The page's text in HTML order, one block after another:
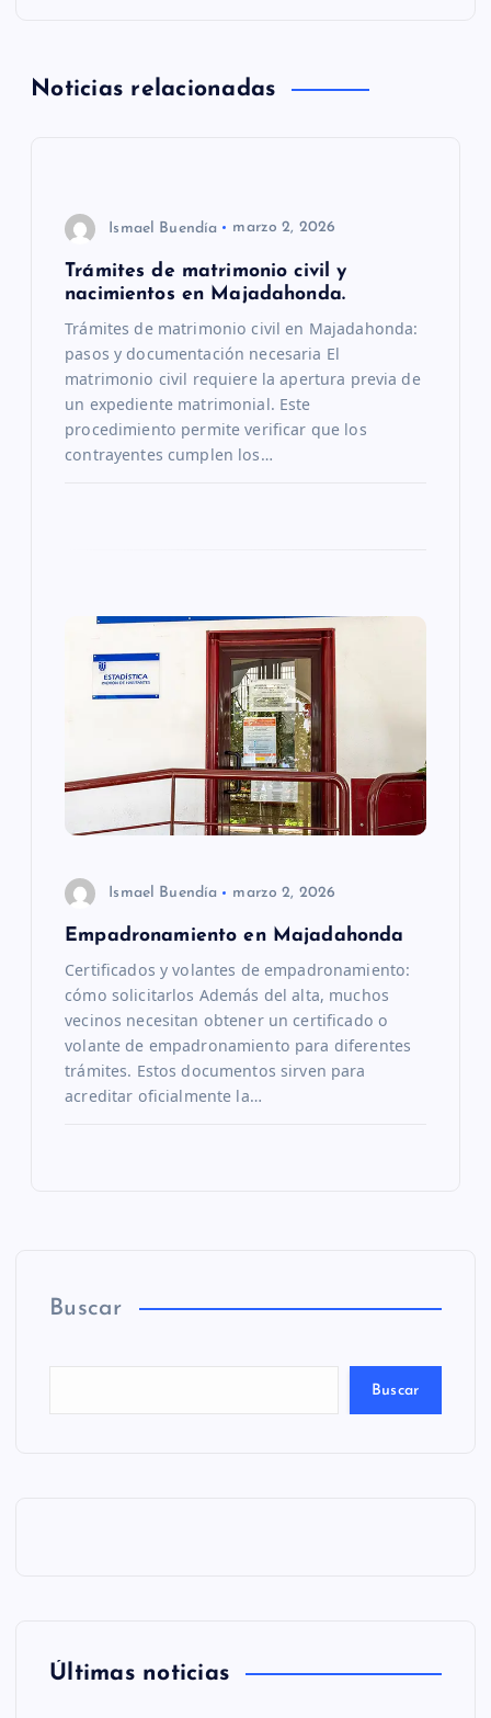
cNoticias relacionadas
Ismael Buendía marzo 2, 2026
Trámites de matrimonio civil y
nacimientos en Majadahonda.
Trámites de matrimonio civil en Majadahonda:
pasos y documentación necesaria El
matrimonio civil requiere la apertura previa de
un expediente matrimonial. Este
procedimiento permite verificar que los
contrayentes cumplen los…
Ismael Buendía marzo 2, 2026
Empadronamiento en Majadahonda
Certificados y volantes de empadronamiento:
cómo solicitarlos Además del alta, muchos
vecinos necesitan obtener un certificado o
volante de empadronamiento para diferentes
trámites. Estos documentos sirven para
acreditar oficialmente la…
Buscar
Buscar
Últimas noticias